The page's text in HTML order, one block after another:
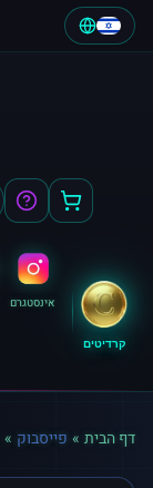
קרדיטים
אינסטגרם
דף הבית » פייסבוק »